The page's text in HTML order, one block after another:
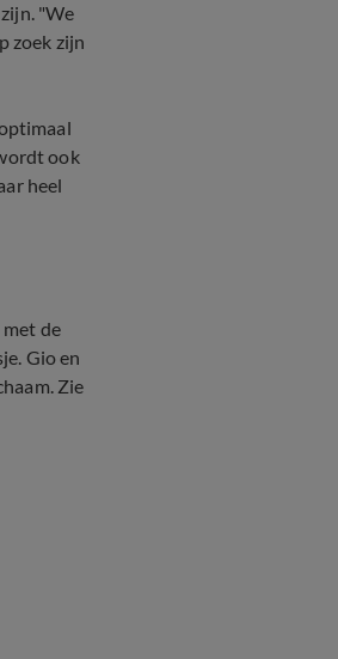
"We
zoek zijn
ook
heel
de
Gio en
Zie